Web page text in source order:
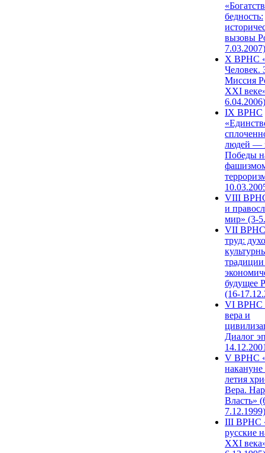
бедность:
вызовы
7.03.2007)
X ВРНС
Человек.
Миссия
XXI
6.04.2006)
IX ВРНС
людей —
Победы
VIII
и
мир» (3-
VII ВРНС
труд:
будущее
(16-
VI ВРНС
вера и
Диалог
V ВРНС
накануне
летия
Вера.
Власть»
7.12.1999)
III ВРНС
русские
XXI